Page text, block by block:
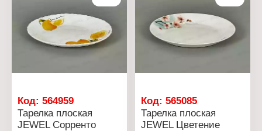
микроволновой печи: Да
посудомоечной машине:
Использование в
микроволновой печи: Да
Код: 564959
Тарелка плоская
JEWEL Сорренто
Код:565085
Тарелка плоская
JEWEL Цветение